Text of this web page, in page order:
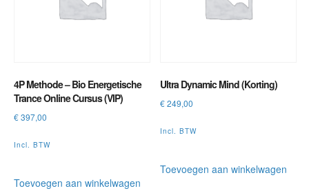
4P Methode – Bio Energetische
Trance Online Cursus (VIP)
€397,00
Incl. BTW
Toevoegen aan winkelwagen
Ultra Dynamic Mind (Korting)
€249,00
Incl. BTW
Toevoegen aan winkelwagen